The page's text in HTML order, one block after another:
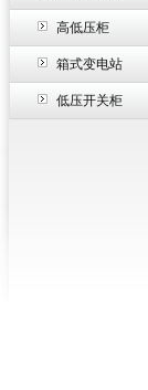
高低压柜
箱式变电站
低压开关柜